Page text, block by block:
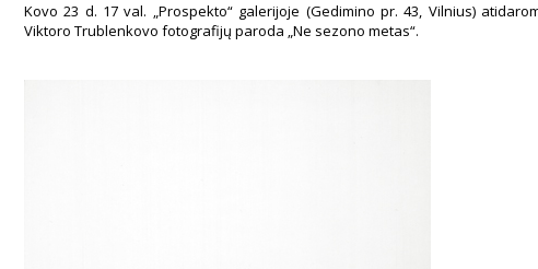
Kovo 23 d. 17 val. „Prospekto“ galerijoje (Gedimino pr. 43, Vilnius)
Viktoro Trublenkovo fotografijų paroda „Ne sezono metas“.